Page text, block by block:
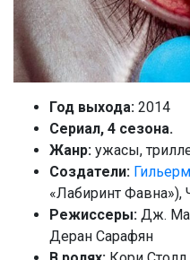
Год выхода: 2014
Сериал, 4 сезона.
Жанр: ужасы,
Создатели:
«Лабиринт Фавна»),
Режиссеры: Дж.
Деран Сарафян